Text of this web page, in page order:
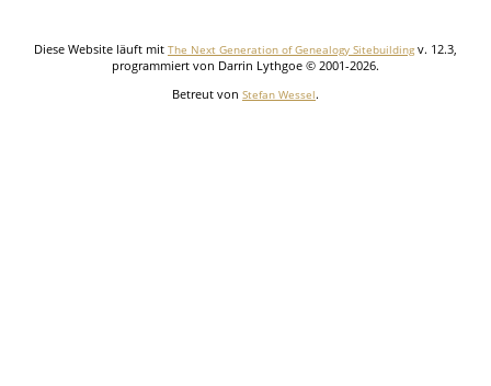
Diese Website läuft mit The Next Generation of Genealogy Sitebuilding v. 12.3,
programmiert von Darrin Lythgoe © 2001-2026.
Betreut von Stefan Wessel.